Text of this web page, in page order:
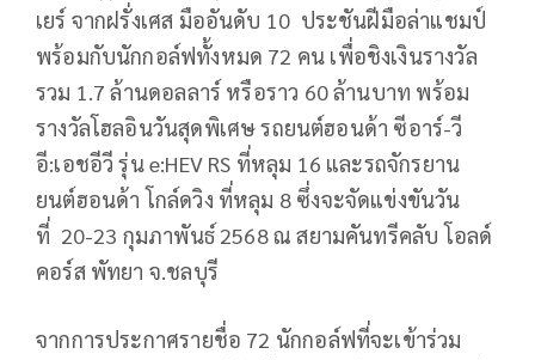
เยร์ จากฝรั่งเศส มืออันดับ 10 ประชันฝีมือล่าแชมป์
พร้อมกับนักกอล์ฟทั้งหมด 72 คน เพื่อชิงเงินรางวัล
รวม 1.7 ล้านดอลลาร์ หรือราว 60ล้านบาท พร้อม
รางวัลโฮลอินวันสุดพิเศษ รถยนต์ฮอนด้า ซีอาร์-วี
อี:เอชอีวี รุ่นe:HEV RS ที่หลุม 16 และรถจักรยาน
ยนต์ฮอนด้า โกล์ดวิง ที่หลุม 8ซึ่งจะจัดแข่งขันวัน
ที่ 20-23 กุมภาพันธ์ 2568ณ สยามคันทรีคลับ โอลด์
คอร์ส พัทยา จ.ชลบุรี
จากการประกาศรายชื่อ 72 นักกอล์ฟที่จะเข้าร่วม